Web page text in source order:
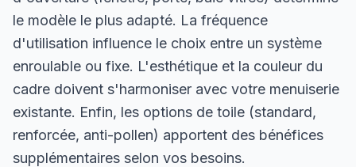
le modèle le plus adapté. La fréquence
d'utilisation influence le choix entre un système
enroulable ou fixe. L'esthétique et la couleur du
cadre doivent s'harmoniser avec votre menuiserie
existante. Enfin, les options de toile (standard,
renforcée, anti-pollen) apportent des bénéfices
supplémentaires selon vos besoins.